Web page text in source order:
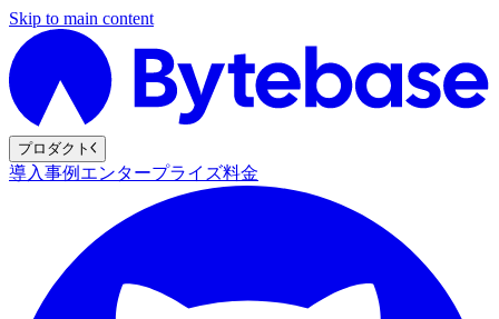
Skip to main content
プロダクト
導入事例 エンタープライズ料金